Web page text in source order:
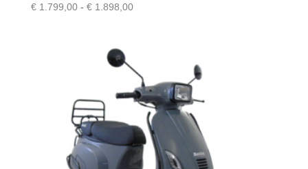
€1.799,00 - €1.898,00Prijsklasse: